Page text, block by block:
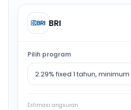
BRI
Pilih program
2.29% fixed 1 tahun,
Estimasi angsuran